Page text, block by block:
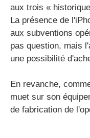
aux trois «
La présence de
aux subventions
pas question, mais
une possibilité
En revanche,
muet sur son
de fabrication de